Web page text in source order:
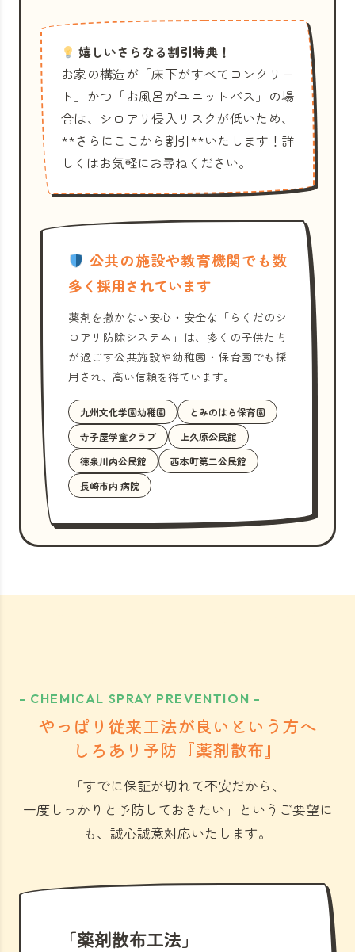
嬉しいさらなる割引特典！
お家の構造が「床下がすべてコンクリー
ト」かつ「お風呂がユニットバス」の場
合は、シロアリ侵入リスクが低いため、
**さらにここから割引**いたします！詳
しくはお気軽にお尋ねください。
公共の施設や教育機関でも数
多く採用されています
薬剤を撒かない安心・安全な「らくだのシ
ロアリ防除システム」は、多くの子供たち
が過ごす公共施設や幼稚園・保育園でも採
用され、高い信頼を得ています。
九州文化学園幼稚園
とみのはら保育園
寺子屋学童クラブ
上久原公民館
徳泉川内公民館
西本町第二公民館
長崎市内 病院
- CHEMICAL SPRAY PREVENTION -
やっぱり従来工法が良いという方へ
しろあり予防『薬剤散布』
「すでに保証が切れて不安だから、
一度しっかりと予防しておきたい」 というご要望に
も、誠心誠意対応いたします。
「薬剤散布工法」